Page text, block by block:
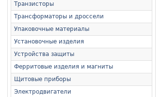
Транзисторы
Трансформаторы и дроссели
Упаковочные материалы
Установочные изделия
Устройства защиты
Ферритовые изделия и магниты
Щитовые приборы
Электродвигатели